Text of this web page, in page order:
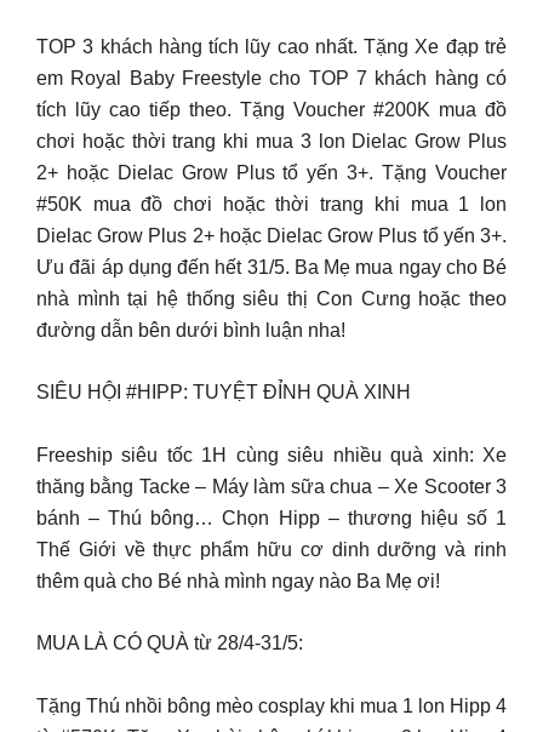
TOP 3 khách hàng tích lũy cao nhất. Tặng Xe đạp trẻ
em Royal Baby Freestyle cho TOP 7 khách hàng có
tích lũy cao tiếp theo. Tặng Voucher #200K mua đồ
chơi hoặc thời trang khi mua 3 lon Dielac Grow Plus
2+ hoặc Dielac Grow Plus tổ yến 3+. Tặng Voucher
#50K mua đồ chơi hoặc thời trang khi mua 1 lon
Dielac Grow Plus 2+ hoặc Dielac Grow Plus tổ yến 3+.
Ưu đãi áp dụng đến hết 31/5. Ba Mẹ mua ngay cho Bé
nhà mình tại hệ thống siêu thị Con Cưng hoặc theo
đường dẫn bên dưới bình luận nha!
SIÊU HỘI #HIPP: TUYỆT ĐỈNH QUÀ XINH
Freeship siêu tốc 1H cùng siêu nhiều quà xinh: Xe
thăng bằng Tacke – Máy làm sữa chua – Xe Scooter 3
bánh – Thú bông… Chọn Hipp – thương hiệu số 1
Thế Giới về thực phẩm hữu cơ dinh dưỡng và rinh
thêm quà cho Bé nhà mình ngay nào Ba Mẹ ơi!
MUA LÀ CÓ QUÀ từ 28/4-31/5:
Tặng Thú nhồi bông mèo cosplay khi mua 1 lon Hipp 4